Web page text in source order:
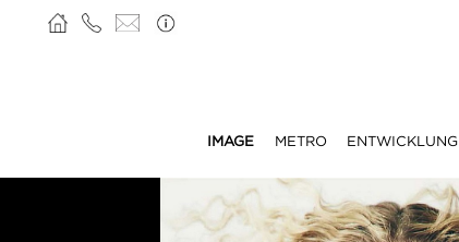
IMAGE METRO ENTWICKLUNG